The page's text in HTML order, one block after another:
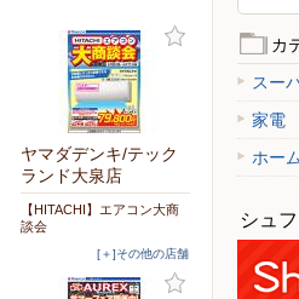
ヤマダデンキ/テック
ランド大泉店
【HITACHI】エアコン大商
談会
[＋]その他の店舗
カ
スー
家電
ホー
シュ